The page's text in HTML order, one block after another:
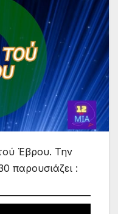
Έβρου. Την
παρουσιάζει :